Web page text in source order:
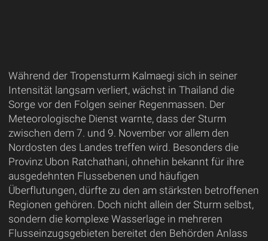
Während der Tropensturm Kalmaegi sich in seiner
Intensität langsam verliert, wächst in Thailand die
Sorge vor den Folgen seiner Regenmassen. Der
Meteorologische Dienst warnte, dass der Sturm
zwischen dem 7. und 9. November vor allem den
Nordosten des Landes treffen wird. Besonders die
Provinz Ubon Ratchathani, ohnehin bekannt für ihre
ausgedehnten Flussebenen und häufigen
Überflutungen, dürfte zu den am stärksten betroffenen
Regionen gehören. Doch nicht allein der Sturm selbst,
sondern die komplexe Wasserlage in mehreren
Flusseinzugsgebieten bereitet den Behörden Anlass